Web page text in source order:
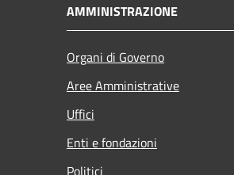
AMMINISTRAZIONE
Organi di Governo
Aree Amministrative
Uffici
Enti e fondazioni
Politici